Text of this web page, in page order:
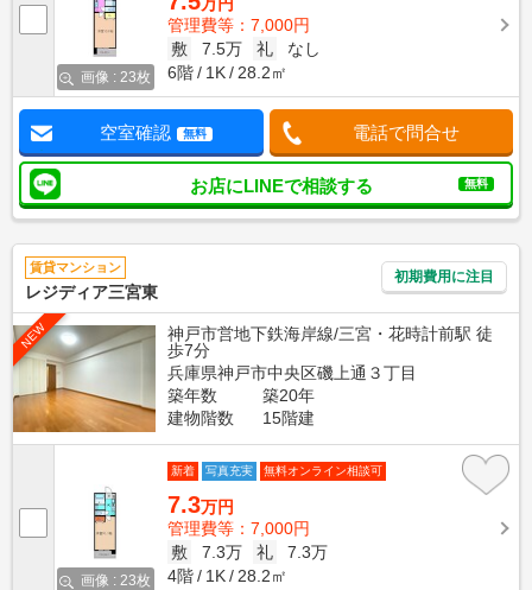
画像 : 23枚
管理費等：7,000円
敷
7.5万 礼
なし
6階
1K 28.2㎡
空室確認 無料 電話で問合せ
お店にLINEで相談する 無料
賃貸マンション
レジディア三宮東
初期費用に注目
NEW
神戸市営地下鉄海岸線/三宮・花時計前駅 徒
歩7分
兵庫県神戸市中央区磯上通３丁目
築年数
築20年
建物階数
15階建
画像 : 23枚
新着 写真充実 無料オンライン相談可
7.3万円
管理費等：7,000円
敷
7.3万 礼
7.3万
4階
1K 28.2㎡